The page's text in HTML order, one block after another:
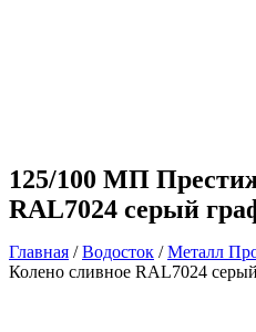
125/100 МП
RAL7024 серый
Главная /Водосток /Металл
Колено сливное RAL7024